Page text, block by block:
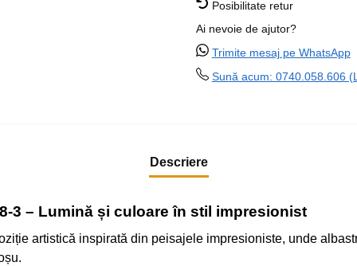
Posibilitate retur
Ai nevoie de ajutor?
Trimite mesaj pe WhatsApp
Sună acum: 0740.058.606
Descriere
3 – Lumină și culoare în stil impresionist
artistică inspirată din peisajele impresioniste, unde